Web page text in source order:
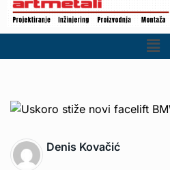
Denis Kovačić